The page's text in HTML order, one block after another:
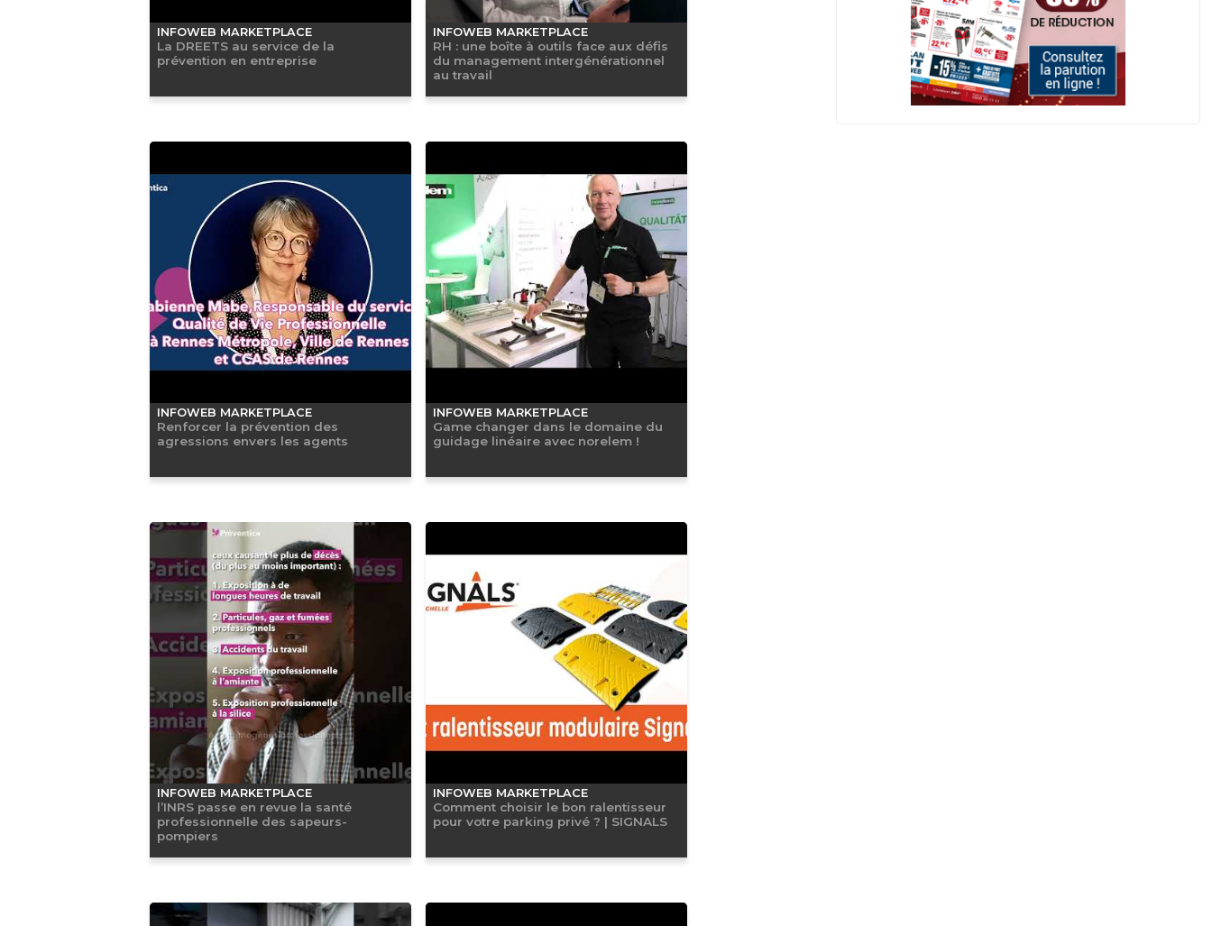
INFOWEB MARKETPLACE
La DREETS au service de la
prévention en entreprise
INFOWEB MARKETPLACE
RH : une boîte à outils face aux défis
du management intergénérationnel
au travail
INFOWEB MARKETPLACE
Renforcer la prévention des
agressions envers les agents
INFOWEB MARKETPLACE
Game changer dans le domaine du
guidage linéaire avec norelem !
INFOWEB MARKETPLACE
l’INRS passe en revue la santé
professionnelle des sapeurs-
pompiers
INFOWEB MARKETPLACE
Comment choisir le bon ralentisseur
pour votre parking privé ? | SIGNALS